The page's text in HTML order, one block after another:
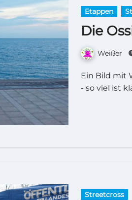
Etappen
Die
Weißer
Ein Bild mit Wasser muss es sein für diesen Bericht
- so viel ist
Streetcross